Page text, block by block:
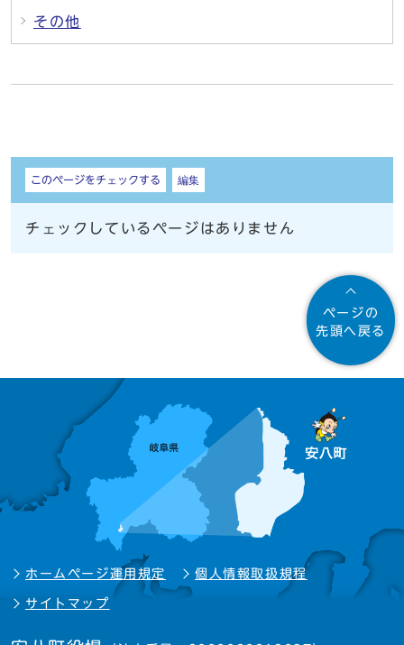
その他
しおり
このページをチェックする 編集
チェックしているページはありません
ページの
先頭へ戻る
ホームページ運用規定 個人情報取扱規程
サイトマップ